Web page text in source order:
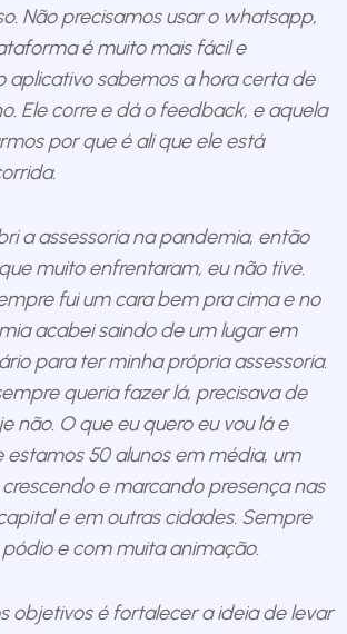
Não precisamos usar o whatsapp,
é muito mais fácil e
aplicativo sabemos a hora certa de
Ele corre e dá o feedback, e aquela
por que é ali que ele está
a assessoria na pandemia, então
muito enfrentaram, eu não tive.
fui um cara bem pra cima e no
acabei saindo de um lugar em
para ter minha própria assessoria.
queria fazer lá, precisava de
não. O que eu quero eu vou lá e
estamos 50 alunos em média, um
e marcando presença nas
e em outras cidades. Sempre
e com muita animação.
objetivos é fortalecer a ideia de levar